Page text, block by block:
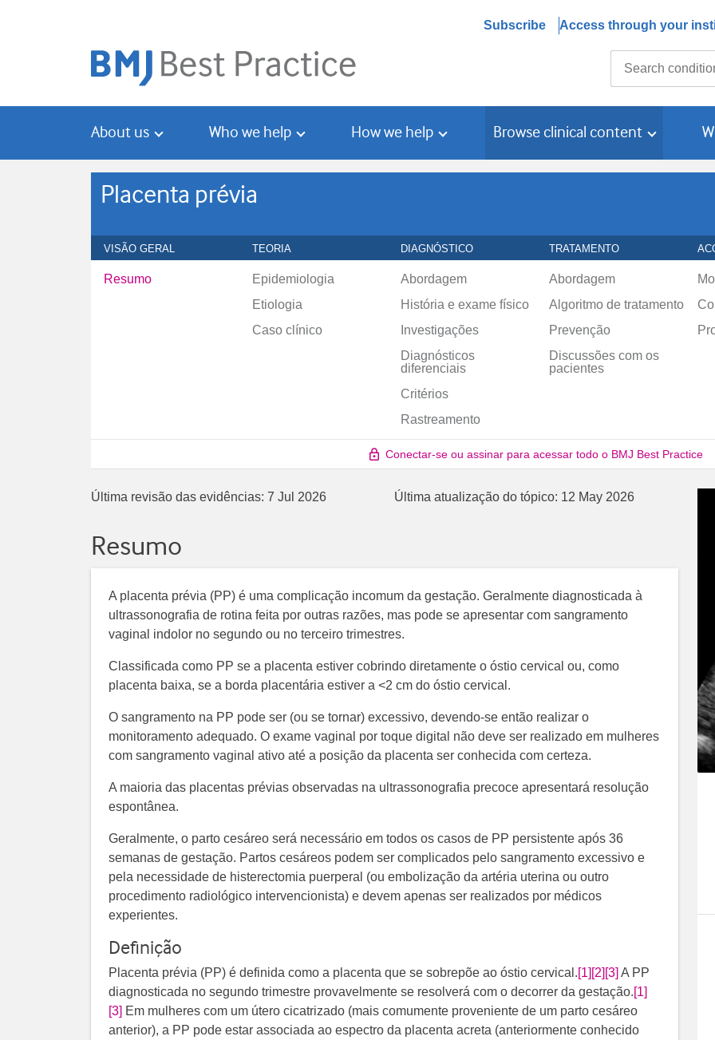
Subscribe Access through your
About us Who we help How we help Browse clinical content
Placenta prévia
VISÃO GERAL TEORIA DIAGNÓSTICO TRATAMENTO
Resumo
Epidemiologia
Etiologia
Caso clínico
Abordagem
História e exame físico
Investigações
Diagnósticos
diferenciais
Critérios
Rastreamento
Abordagem
Algoritmo de tratamento
Prevenção
Discussões com os
pacientes
Conectar-se ou assinar para acessar todo o BMJ Best Practice
Última revisão das evidências: 7 Jul 2026 Última atualização do tópico: 12 May 2026
Resumo
A placenta prévia (PP) é uma complicação incomum da gestação. Geralmente diagnosticada à
ultrassonografia de rotina feita por outras razões, mas pode se apresentar com sangramento
vaginal indolor no segundo ou no terceiro trimestres.
Classificada como PP se a placenta estiver cobrindo diretamente o óstio cervical ou, como
placenta baixa, se a borda placentária estiver a <2 cm do óstio cervical.
O sangramento na PP pode ser (ou se tornar) excessivo, devendo-se então realizar o
monitoramento adequado. O exame vaginal por toque digital não deve ser realizado em mulheres
com sangramento vaginal ativo até a posição da placenta ser conhecida com certeza.
A maioria das placentas prévias observadas na ultrassonografia precoce apresentará resolução
espontânea.
Geralmente, o parto cesáreo será necessário em todos os casos de PP persistente após 36
semanas de gestação. Partos cesáreos podem ser complicados pelo sangramento excessivo e
pela necessidade de histerectomia puerperal (ou embolização da artéria uterina ou outro
procedimento radiológico intervencionista) e devem apenas ser realizados por médicos
experientes.
Definição
Placenta prévia (PP) é definida como a placenta que se sobrepõe ao óstio cervical.[1] [2] [3] A PP
diagnosticada no segundo trimestre provavelmente se resolverá com o decorrer da gestação.[1]
[3] Em mulheres com um útero cicatrizado (mais comumente proveniente de um parto cesáreo
anterior), a PP pode estar associada ao espectro da placenta acreta (anteriormente conhecido